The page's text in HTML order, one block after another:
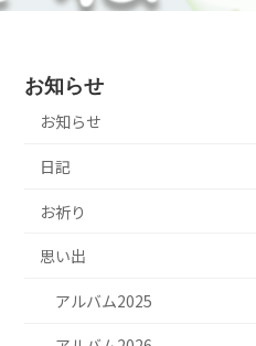
お知らせ
お知らせ
日記
お祈り
思い出
アルバム2025